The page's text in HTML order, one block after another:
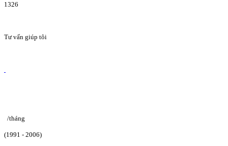
1326
Tư vấn giúp tôi
/tháng
(1991 - 2006)